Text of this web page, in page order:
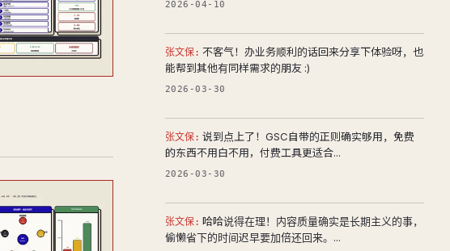
2026-04-10
张文保:
能帮到其他有同样需求的朋友 :)
2026-03-30
张文保:
的东西不用白不用，付费工具更适合...
2026-03-30
张文保:
偷懒省下的时间迟早要加倍还回来。...